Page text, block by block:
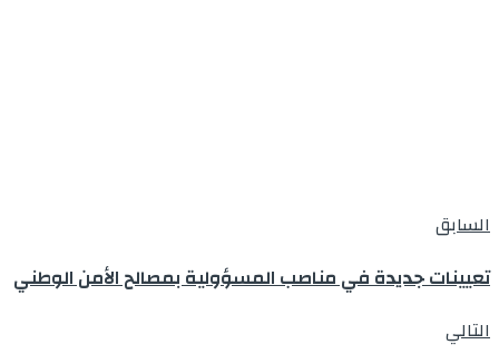
السابق
تعيينات جديدة في مناصب المسؤولية بمصالح الأمن الوطني
التالي